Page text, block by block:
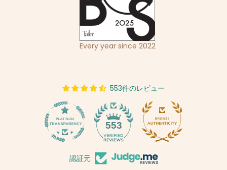
Every year since 2022
553件のレビュー
553
認証元